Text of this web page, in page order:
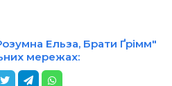
Ельза, Брати Ґрімм"
мережах: